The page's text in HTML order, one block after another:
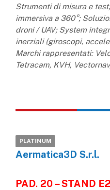
Strumenti di misura e
immersiva a 360°;
droni / UAV; System
inerziali (giroscopi,
Marchi rappresentati:
Tetracam, KVH,
PLATINUM
Aermatica3D S.r.l.
PAD. 20 – STAND